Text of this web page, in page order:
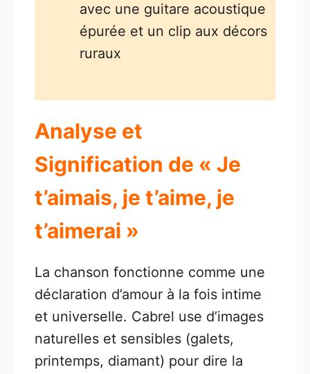
avec une guitare acoustique
épurée et un clip aux décors
ruraux
Analyse et
Signification de « Je
t’aimais, je t’aime, je
t’aimerai »
La chanson fonctionne comme une
déclaration d’amour à la fois intime
et universelle. Cabrel use d’images
naturelles et sensibles (galets,
printemps, diamant) pour dire la